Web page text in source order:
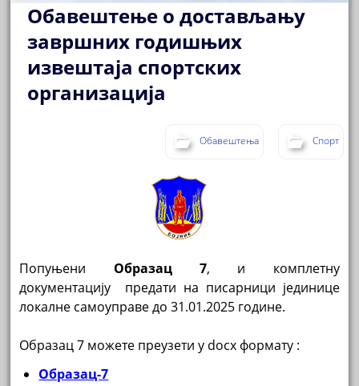
Обавештење о достављању
завршних годишњих
извештаја спортских
организација
Обавештења Спорт
Попуњени Образац 7, и комплетну
документацију предати на писарници јединице
локалне самоуправе до 31.01.2025 године.
Образац 7 можете преузети у docx формату :
Образац-7